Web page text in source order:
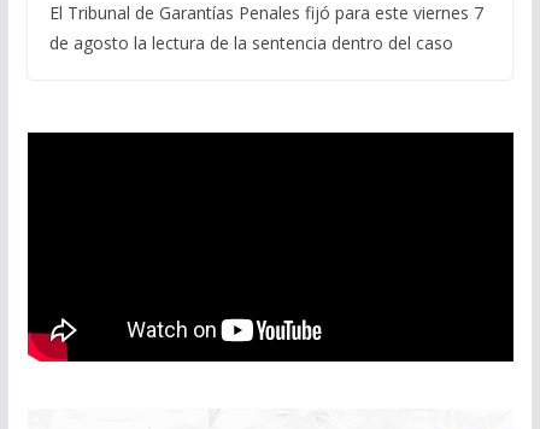
El Tribunal de Garantías Penales fijó para este viernes 7
de agosto la lectura de la sentencia dentro del caso